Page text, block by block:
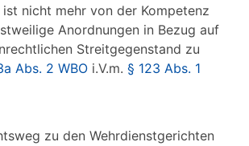
nicht mehr von der Kompetenz
Anordnungen in Bezug auf
Streitgegenstand zu
Abs. 2 WBO i.V.m. § 123 Abs. 1
zu den Wehrdienstgerichten